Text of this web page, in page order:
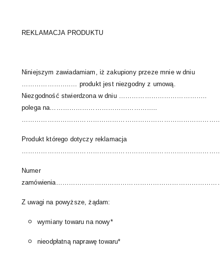
REKLAMACJA PRODUKTU
Niniejszym zawiadamiam, iż zakupiony przeze mnie w dniu
…………………..… produkt jest niezgodny z umową.
Niezgodność stwierdzona w dniu …………………………………..
polega na…………………………………………..
Produkt którego dotyczy reklamacja
Numer
Z uwagi na powyższe, żądam:
wymiany towaru na nowy*
nieodpłatną naprawę towaru*